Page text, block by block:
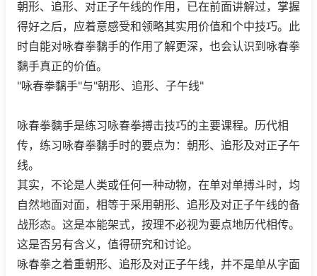
朝形、追形、对正子午线的作用，已在前面讲解过，掌握
得好之后，应着意感受和领略其实用价值和个中技巧。此
时自能对咏春拳黐手的作用了解更深，也会认识到咏春拳
黐手真正的价值。
"咏春拳黐手"与"朝形、追形、子午线"
咏春拳黐手是练习咏春拳搏击技巧的主要课程。历代相
传，练习咏春拳黐手时的要点为：朝形、追形及对正子午
线。
其实，不论是人类或任何一种动物，在单对单搏斗时，均
自然地面对面，相等于采用朝形、追形及对正子午线的备
战形态。这是本能架式，按理不必视为要点地历代相传。
这是否另有含义，值得研究和讨论。
咏春拳之着重朝形、追形及对正子午线，并不是单从字面